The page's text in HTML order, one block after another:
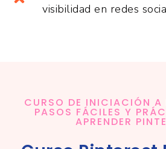
visibilidad en redes
CURSO DE INICIACIÓN A
PASOS FÁCILES Y
APRENDER